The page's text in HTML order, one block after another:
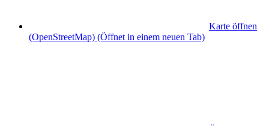
Karte öffnen
(OpenStreetMap) (Öffnet in einem neuen Tab)